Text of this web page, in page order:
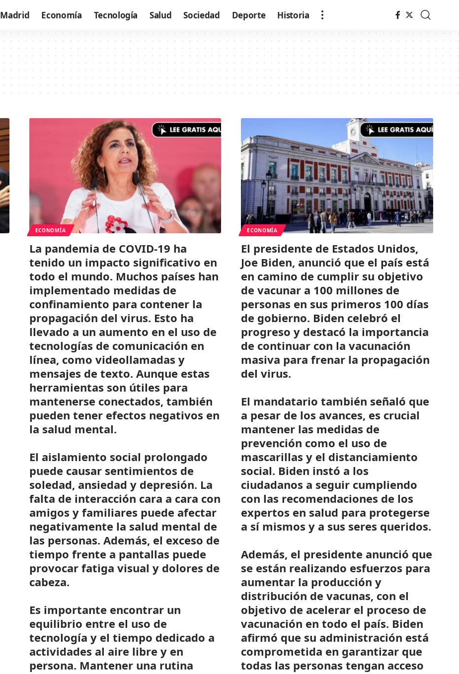
Madrid Economía Tecnología Salud Sociedad Deporte Historia
ECONOMÍA
La pandemia de COVID-19 ha
tenido un impacto significativo en
todo el mundo. Muchos países han
implementado medidas de
confinamiento para contener la
propagación del virus. Esto ha
llevado a un aumento en el uso de
tecnologías de comunicación en
línea, como videollamadas y
mensajes de texto. Aunque estas
herramientas son útiles para
mantenerse conectados, también
pueden tener efectos negativos en
la salud mental.
El aislamiento social prolongado
puede causar sentimientos de
soledad, ansiedad y depresión. La
falta de interacción cara a cara con
amigos y familiares puede afectar
negativamente la salud mental de
las personas. Además, el exceso de
tiempo frente a pantallas puede
provocar fatiga visual y dolores de
cabeza.
Es importante encontrar un
equilibrio entre el uso de
tecnología y el tiempo dedicado a
actividades al aire libre y en
persona. Mantener una rutina
ECONOMÍA
El presidente de Estados Unidos,
Joe Biden, anunció que el país está
en camino de cumplir su objetivo
de vacunar a 100 millones de
personas en sus primeros 100 días
de gobierno. Biden celebró el
progreso y destacó la importancia
de continuar con la vacunación
masiva para frenar la propagación
del virus.
El mandatario también señaló que
a pesar de los avances, es crucial
mantener las medidas de
prevención como el uso de
mascarillas y el distanciamiento
social. Biden instó a los
ciudadanos a seguir cumpliendo
con las recomendaciones de los
expertos en salud para protegerse
a sí mismos y a sus seres queridos.
Además, el presidente anunció que
se están realizando esfuerzos para
aumentar la producción y
distribución de vacunas, con el
objetivo de acelerar el proceso de
vacunación en todo el país. Biden
afirmó que su administración está
comprometida en garantizar que
todas las personas tengan acceso